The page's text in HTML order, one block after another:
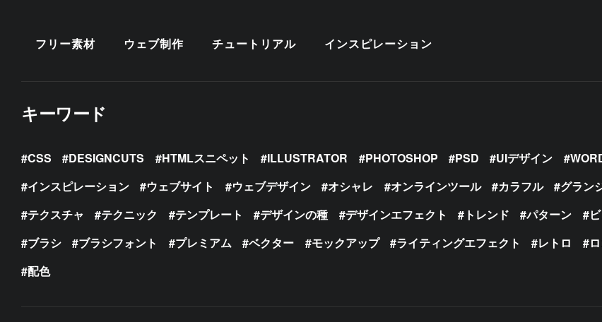
フリー素材 ウェブ制作 チュートリアル インスピレーション
キーワード
CSS DESIGNCUTS HTMLスニペット ILLUSTRATOR PHOTOSHOP PSD UIデザイン
インスピレーション
ウェブサイト ウェブデザイン オシャレ オンラインツール カラフル グラン
テクスチャ
テクニック テンプレート デザインの種 デザインエフェクト トレンド パターン
ブラシ
ブラシフォント プレミアム ベクター モックアップ ライティングエフェクト レトロ
配色